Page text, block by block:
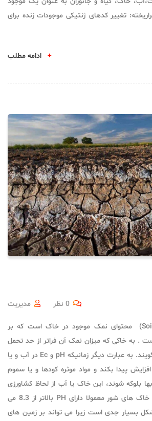
تغییر کدهای ژنتیکی موجودات زنده برای
+
مدیریت 0 نظر
شوری خاک (Soil salinity‎) محتوای نمک موجود در خاک است که بر
. به خاکی که میزان نمک آن فراتر از حد تحمل
گیاه باشد خاک شور می‌گویند. به عبارت دیگر زمانیکه pH و Ec در آب و یا
پیدا بکند و مواد موثره کودها و یا سموم
بلوکه شوند، این خاک یا آب از لحاظ کشاورزی
شور می باشد. همچنین خاک های شور معمولا دارای PH بالاتر از 8.3 می
بسیار جدی است زیرا می تواند بر زمین های